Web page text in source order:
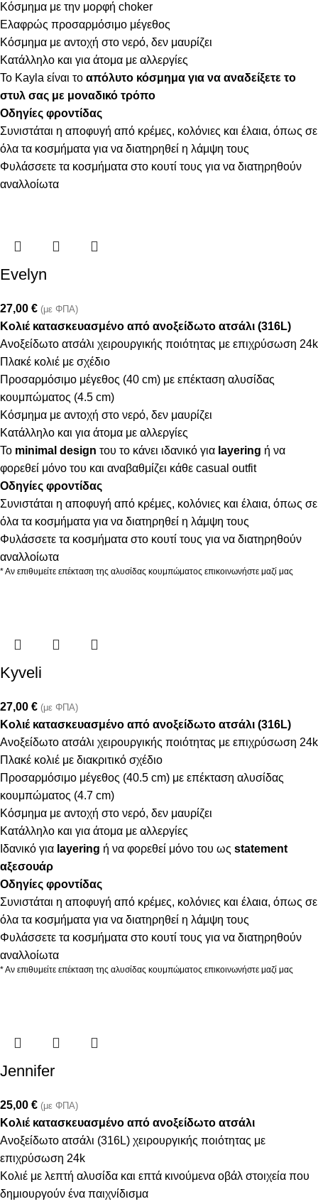
Κόσμημα με την μορφή choker
Ελαφρώς προσαρμόσιμο μέγεθος
Κόσμημα με αντοχή στο νερό, δεν μαυρίζει
Κατάλληλο και για άτομα με αλλεργίες
Το Kayla είναι το απόλυτο κόσμημα για να αναδείξετε το
στυλ σας με μοναδικό τρόπο
Οδηγίες φροντίδας
Συνιστάται η αποφυγή από κρέμες, κολόνιες και έλαια, όπως σε
όλα τα κοσμήματα για να διατηρηθεί η λάμψη τους
Φυλάσσετε τα κοσμήματα στο κουτί τους για να διατηρηθούν
αναλλοίωτα
Evelyn
27,00 € (με ΦΠΑ)
Κολιέ κατασκευασμένο από ανοξείδωτο ατσάλι (316L)
Ανοξείδωτο ατσάλι χειρουργικής ποιότητας με επιχρύσωση 24k
Πλακέ κολιέ με σχέδιο
Προσαρμόσιμο μέγεθος (40 cm) με επέκταση αλυσίδας
κουμπώματος (4.5 cm)
Κόσμημα με αντοχή στο νερό, δεν μαυρίζει
Κατάλληλο και για άτομα με αλλεργίες
Το minimal design του το κάνει ιδανικό για layering ή να
φορεθεί μόνο του και αναβαθμίζει κάθε casual outfit
Οδηγίες φροντίδας
Συνιστάται η αποφυγή από κρέμες, κολόνιες και έλαια, όπως σε
όλα τα κοσμήματα για να διατηρηθεί η λάμψη τους
Φυλάσσετε τα κοσμήματα στο κουτί τους για να διατηρηθούν
αναλλοίωτα
* Αν επιθυμείτε επέκταση της αλυσίδας κουμπώματος επικοινωνήστε μαζί μας
Kyveli
27,00 € (με ΦΠΑ)
Κολιέ κατασκευασμένο από ανοξείδωτο ατσάλι (316L)
Ανοξείδωτο ατσάλι χειρουργικής ποιότητας με επιχρύσωση 24k
Πλακέ κολιέ με διακριτικό σχέδιο
Προσαρμόσιμο μέγεθος (40.5 cm) με επέκταση αλυσίδας
κουμπώματος (4.7 cm)
Κόσμημα με αντοχή στο νερό, δεν μαυρίζει
Κατάλληλο και για άτομα με αλλεργίες
Ιδανικό για layering ή να φορεθεί μόνο του ως statement
αξεσουάρ
Οδηγίες φροντίδας
Συνιστάται η αποφυγή από κρέμες, κολόνιες και έλαια, όπως σε
όλα τα κοσμήματα για να διατηρηθεί η λάμψη τους
Φυλάσσετε τα κοσμήματα στο κουτί τους για να διατηρηθούν
αναλλοίωτα
* Αν επιθυμείτε επέκταση της αλυσίδας κουμπώματος επικοινωνήστε μαζί μας
Jennifer
25,00 € (με ΦΠΑ)
Κολιέ κατασκευασμένο από ανοξείδωτο ατσάλι
Ανοξείδωτο ατσάλι (316L) χειρουργικής ποιότητας με
επιχρύσωση 24k
Κολιέ με λεπτή αλυσίδα και επτά κινούμενα οβάλ στοιχεία που
δημιουργούν ένα παιχνίδισμα